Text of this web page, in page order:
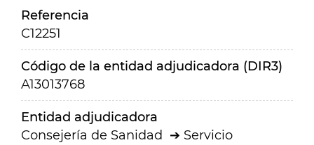
Referencia
C12251
Código de la entidad adjudicadora (DIR3)
A13013768
Entidad adjudicadora
Consejería de Sanidad
Servicio